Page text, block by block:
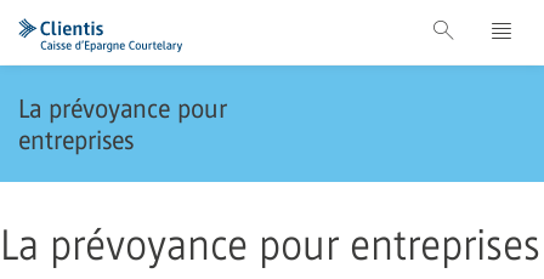
La prévoyance pour
entreprises
La prévoyance pour entreprises